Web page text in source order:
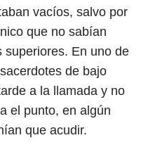
vacíos, salvo por
que no sabían
superiores. En uno de
de bajo
a la llamada y no
el punto, en algún
que acudir.